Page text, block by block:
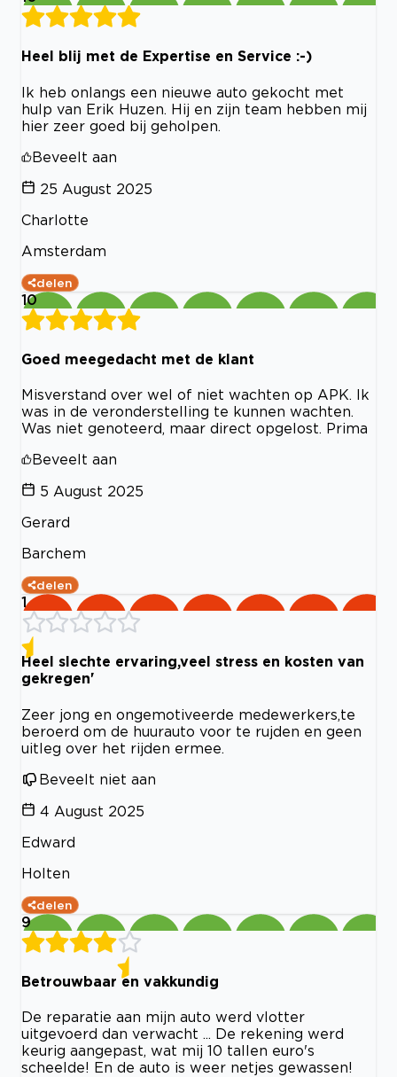
Heel blij met de Expertise en Service :-)
Ik heb onlangs een nieuwe auto gekocht met
hulp van Erik Huzen. Hij en zijn team hebben mij
hier zeer goed bij geholpen.
Beveelt aan
25 August 2025
Charlotte
Amsterdam
delen
10
Goed meegedacht met de klant
Misverstand over wel of niet wachten op APK. Ik
was in de veronderstelling te kunnen wachten.
Was niet genoteerd, maar direct opgelost. Prima
Beveelt aan
5 August 2025
Gerard
Barchem
delen
1
Heel slechte ervaring,veel stress en kosten van
gekregen'
Zeer jong en ongemotiveerde medewerkers,te
beroerd om de huurauto voor te rujden en geen
uitleg over het rijden ermee.
Beveelt niet aan
4 August 2025
Edward
Holten
delen
9
Betrouwbaar en vakkundig
De reparatie aan mijn auto werd vlotter
uitgevoerd dan verwacht ... De rekening werd
keurig aangepast, wat mij 10 tallen euro's
scheelde! En de auto is weer netjes gewassen!